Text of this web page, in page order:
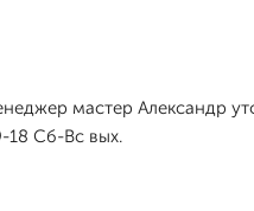
мастер Александр
18 Сб-Вс вых.